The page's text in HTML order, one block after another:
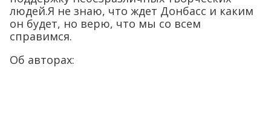
людей.Я не знаю, что ждет Донбасс и каким
он будет, но верю, что мы со всем
справимся.
Об авторах: